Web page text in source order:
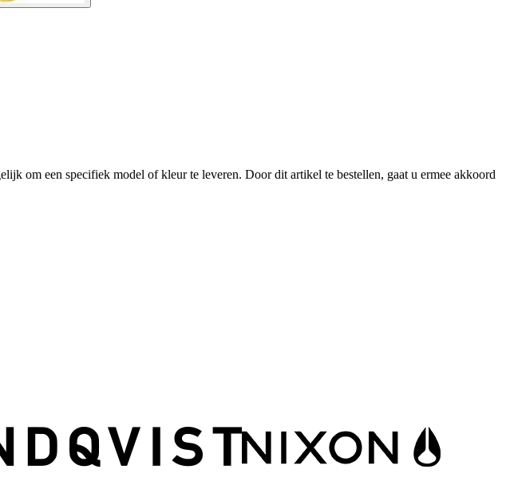
om een specifiek model of kleur te leveren. Door dit artikel te bestellen, gaat u ermee akkoord